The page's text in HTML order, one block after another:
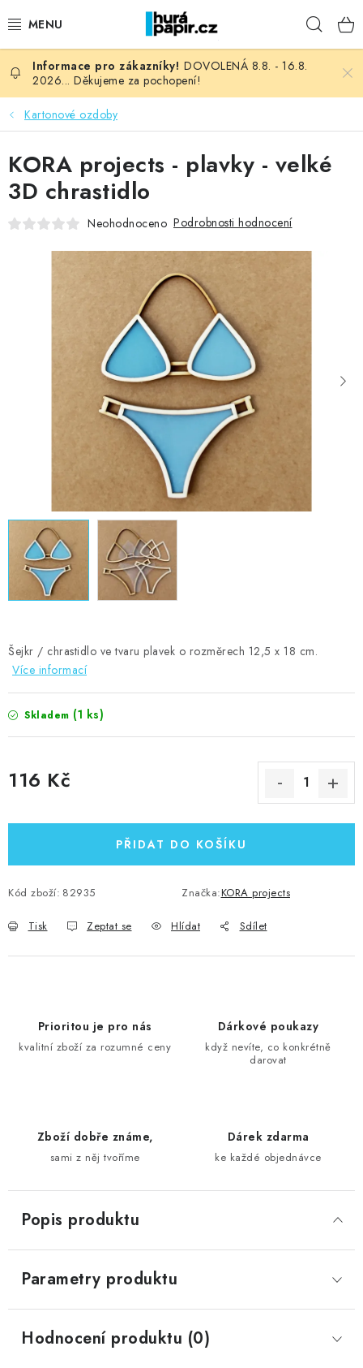
na
NOVINKY
HURÁ DÍLNA
VŠECHNO ZBOŽÍ
KNIHAŘSKÝ MATERIÁL
MOJE OBJEDNÁVKA
Kontakty Moje objednávka
Hodnocení obchodu
Obchodní podmínky
Podmínky ochrany osobních údajů
Ověřování recenzí
Jak nakupovat
DOVOLENÁ 8.8. - 16.8.
2026... Děkujeme za pochopení!
Kartonové ozdoby
Šejkr / chrastidlo ve tvaru plavek o rozměrech 12,5 x 18 cm.
Více informací
Skladem (1 ks)
116 Kč
PŘIDAT DO KOŠÍKU
Kód zboží: 82935 Značka:KORA projects
Tisk Zeptat se Hlídat Sdílet
KORA projects - plavky - velké
3D chrastidlo
Neohodnoceno Podrobnosti hodnocení
Prioritou je pro nás
kvalitní zboží za rozumné ceny
Dárkové poukazy
když nevíte, co konkrétně
darovat
Zboží dobře známe,
sami z něj tvoříme
Dárek zdarma
ke každé objednávce
Popis produktu
Parametry produktu
Hodnocení produktu (0)